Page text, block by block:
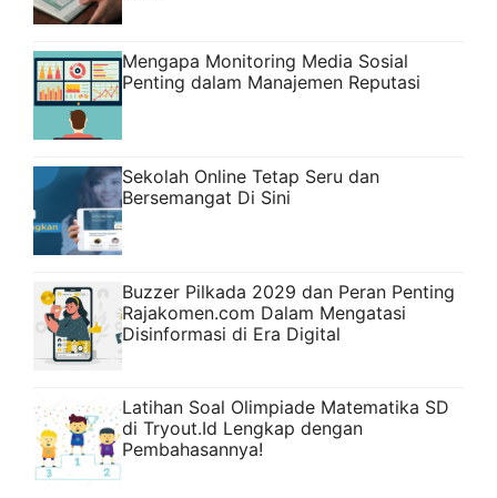
Mengapa Monitoring Media Sosial
Penting dalam Manajemen Reputasi
Sekolah Online Tetap Seru dan
Bersemangat Di Sini
Buzzer Pilkada 2029 dan Peran Penting
Rajakomen.com Dalam Mengatasi
Disinformasi di Era Digital
Latihan Soal Olimpiade Matematika SD
di Tryout.Id Lengkap dengan
Pembahasannya!